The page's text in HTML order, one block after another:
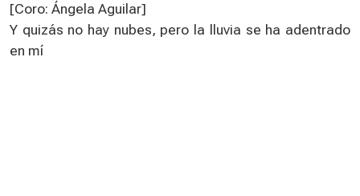
[Coro: Ángela Aguilar]
Y quizás no hay nubes, pero la lluvia se ha adentrado
en mí